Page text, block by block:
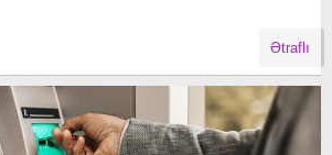
Ətraflı